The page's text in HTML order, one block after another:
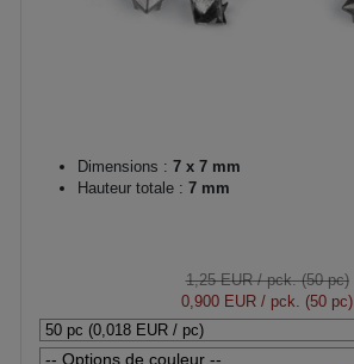
Dimensions : 7 x 7 mm
Hauteur totale : 7 mm
1,25 EUR/ pck. (50 pc)
0,900 EUR / pck. (50 pc)